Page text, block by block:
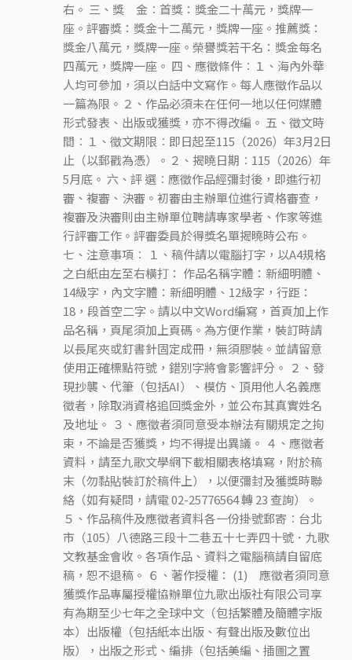
右。 三、獎 金︰首獎：獎金二十萬元，獎牌一
座。評審獎：獎金十二萬元，獎牌一座。推薦獎：
獎金八萬元，獎牌一座。榮譽獎若干名：獎金每名
四萬元，獎牌一座。 四、應徵條件︰１、海內外華
人均可參加，須以白話中文寫作。每人應徵作品以
一篇為限。２、作品必須未在任何一地以任何媒體
形式發表、出版或獲獎，亦不得改編。 五、徵文時
間︰１、徵文期限︰即日起至115（2026）年3月2日
止（以郵戳為憑）。２、揭曉日期︰115（2026）年
5月底。 六、評 選︰應徵作品經彌封後，即進行初
審、複審、決審。初審由主辦單位進行資格審查，
複審及決審則由主辦單位聘請專家學者、作家等進
行評審工作。評審委員於得獎名單揭曉時公布。
七、注意事項︰ １、稿件請以電腦打字，以A4規格
之白紙由左至右橫打： 作品名稱字體：新細明體、
14級字，內文字體：新細明體、12級字，行距：
18，段首空二字。請以中文Word編寫，首頁加上作
品名稱，頁尾須加上頁碼。為方便作業，裝訂時請
以長尾夾或釘書針固定成冊，無須膠裝。並請留意
使用正確標點符號，錯別字將會影響評分。 ２、發
現抄襲、代筆（包括AI）、模仿、頂用他人名義應
徵者，除取消資格追回獎金外，並公布其真實姓名
及地址。 ３、應徵者須同意受本辦法有關規定之拘
束，不論是否獲獎，均不得提出異議。 ４、應徵者
資料，請至九歌文學網下載相關表格填寫，附於稿
末（勿黏貼裝訂於稿件上），以便彌封及獲獎時聯
絡（如有疑問，請電 02-25776564 轉 23 查詢）。
５、作品稿件及應徵者資料各一份掛號郵寄︰台北
市（105）八德路三段十二巷五十七弄四十號．九歌
文教基金會收。各項作品、資料之電腦稿請自留底
稿，恕不退稿。 ６、著作授權： (1) 應徵者須同意
獲獎作品專屬授權協辦單位九歌出版社有限公司享
有為期至少七年之全球中文（包括繁體及簡體字版
本）出版權（包括紙本出版、有聲出版及數位出
版），出版之形式、編排（包括美編、插圖之置